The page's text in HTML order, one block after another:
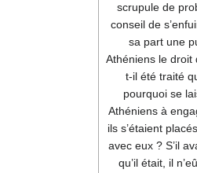
scrupule de
conseil de
sa part une
Athéniens le droit
t-il été traité
pourquoi se
Athéniens à
ils s’étaient
avec eux ? S’il
qu’il était, il